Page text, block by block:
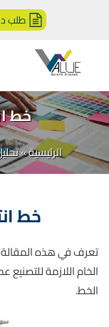
طلب
خط
الرئيسية»
خط
تعرف في هذه
الخام اللازمة للتصنيع
الخط.